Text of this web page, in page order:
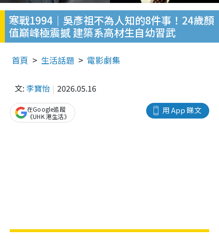
寒戰1994｜吳彥祖不為人知的8件事！24歲顏
值巔峰極震撼 建築系高材生自幼習武
首頁 生活話題 電影劇集
文: 李寶怡 2026.05.16
用 App 睇文
在Google追蹤
《UHK 港生活》